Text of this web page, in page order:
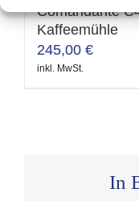
auf
der
Produktseite
mehrere
Varianten
auf.
Die
Produktseite
Comandante
Kaffeemühle
245,00 €
inkl. MwSt.
In